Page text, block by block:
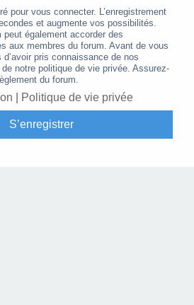
pour vous connecter. L’enregistrement
et augmente vos possibilités.
peut également accorder des
aux membres du forum. Avant de vous
pris connaissance de nos
notre politique de vie privée. Assurez-
du forum.
Politique de vie privée
S’enregistrer